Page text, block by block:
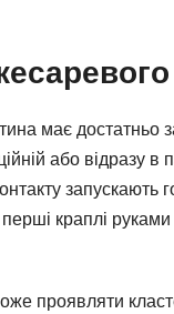
має достатньо
або відразу в
запускають
краплі
проявляти